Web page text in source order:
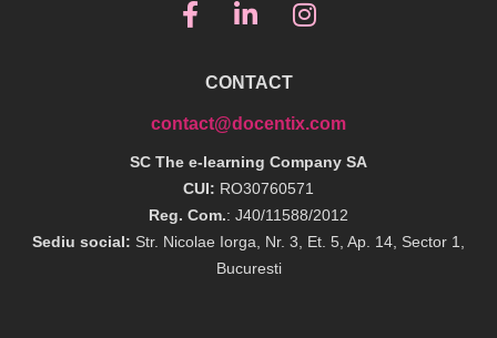
CONTACT
contact@docentix.com
SC The e-learning Company SA
CUI: RO30760571
Reg. Com.: J40/11588/2012
Sediu social: Str. Nicolae Iorga, Nr. 3, Et. 5, Ap. 14, Sector 1,
Bucuresti